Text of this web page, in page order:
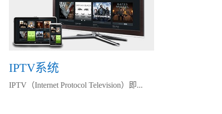
IPTV系统
IPTV（Internet Protocol Television）即...